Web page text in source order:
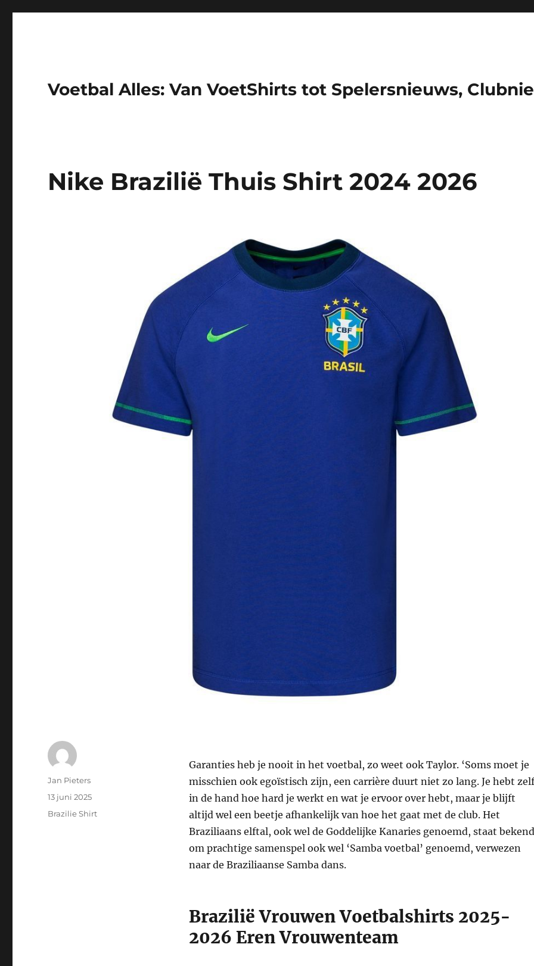
Voetbal Alles: Van VoetShirts tot Spelersnieuws,
Nike Brazilië Thuis Shirt 2024 2026
Garanties heb je nooit in het voetbal, zo weet ook Taylor. ‘Soms moet je
misschien ook egoïstisch zijn, een carrière duurt niet zo lang. Je hebt zelf
in de hand hoe hard je werkt en wat je ervoor over hebt, maar je blijft
altijd wel een beetje afhankelijk van hoe het gaat met de club. Het
Braziliaans elftal, ook wel de Goddelijke Kanaries genoemd, staat bekend
om prachtige samenspel ook wel ‘Samba voetbal’ genoemd, verwezen
naar de Braziliaanse Samba dans.
Brazilië Vrouwen Voetbalshirts 2025-
2026 Eren Vrouwenteam
Auteur
Jan Pieters
Geplaatst
13 juni 2025
Categorieën
Brazilie Shirt